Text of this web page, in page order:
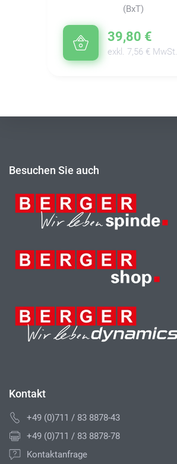
(BxT)
39,80 €
exkl. 7,56 € MwSt.
Besuchen Sie auch
Kontakt
+49 (0)711 / 83 8878-43
+49 (0)711 / 83 8878-78
Kontaktanfrage